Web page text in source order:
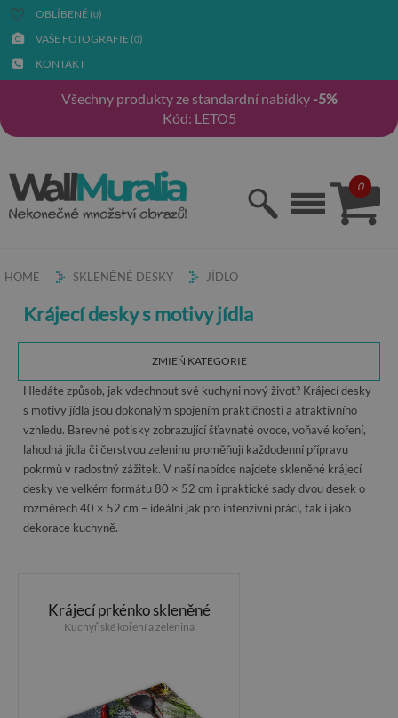
OBLÍBENÉ (0)
VAŠE FOTOGRAFIE (0)
KONTAKT
Všechny produkty ze standardní nabídky -5%
Kód: LETO5
0
HOME SKLENĚNÉ DESKY JÍDLO
Krájecí desky s motivy jídla
ZMIEŃ KATEGORIE
Hledáte způsob, jak vdechnout své kuchyni nový život? Krájecí desky
s motivy jídla jsou dokonalým spojením praktičnosti a atraktivního
vzhledu. Barevné potisky zobrazující šťavnaté ovoce, voňavé koření,
lahodná jídla či čerstvou zeleninu proměňují každodenní přípravu
pokrmů v radostný zážitek. V naší nabídce najdete skleněné krájecí
desky ve velkém formátu 80 × 52 cm i praktické sady dvou desek o
rozměrech 40 × 52 cm – ideální jak pro intenzivní práci, tak i jako
dekorace kuchyně.
Krájecí prkénko skleněné
Kuchyňské koření a zelenina